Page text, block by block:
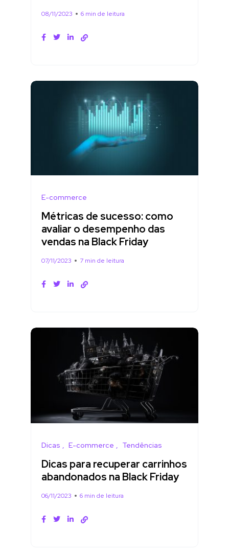
08/11/2023 6 min de leitura
E-commerce
Métricas de sucesso: como
avaliar o desempenho das
vendas na Black Friday
07/11/2023 7 min de leitura
Dicas E-commerce Tendências
Dicas para recuperar carrinhos
abandonados na Black Friday
06/11/2023 6 min de leitura